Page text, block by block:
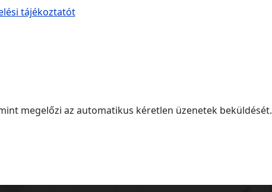
tájékoztatót
megelőzi az automatikus kéretlen üzenetek beküldését.